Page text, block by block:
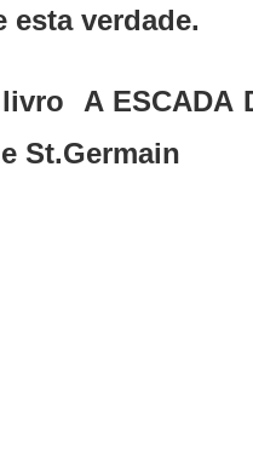
esta verdade.
A ESCADA
St.Germain